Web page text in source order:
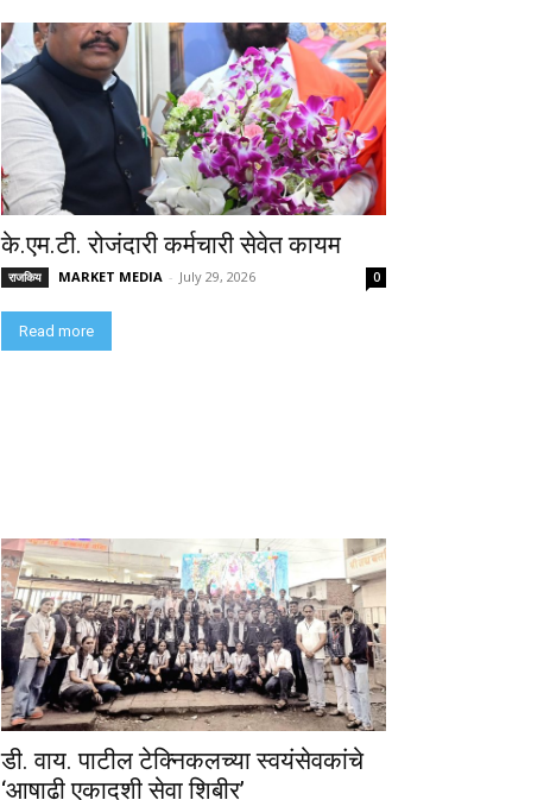
के.एम.टी. रोजंदारी कर्मचारी सेवेत कायम
राजकिय MARKET MEDIA - July 29, 2026 0
Read more
डी. वाय. पाटील टेक्निकलच्या स्वयंसेवकांचे
‘आषाढी एकादशी सेवा शिबीर’